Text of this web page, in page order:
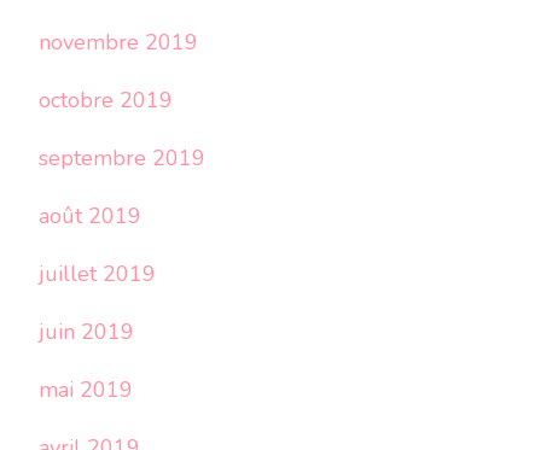
novembre 2019
octobre 2019
septembre 2019
août 2019
juillet 2019
juin 2019
mai 2019